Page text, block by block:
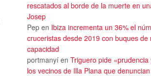
rescatados al borde de la muerte en
Josep
Pep en Ibiza incrementa un 36% el
cruceristas desde 2019 con buques de
capacidad
portmanyí en Triguero pide
los vecinos de Illa Plana que